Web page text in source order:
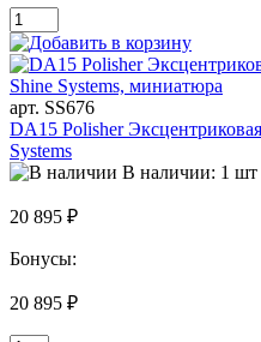
арт. SS676
DA15 Polisher
Systems
В наличии: 1 шт
20 895 ₽
Бонусы:
20 895 ₽